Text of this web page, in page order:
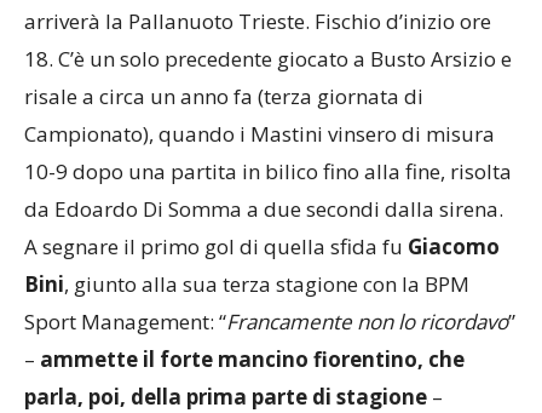
arriverà la Pallanuoto Trieste. Fischio d’inizio ore
18. C’è un solo precedente giocato a Busto Arsizio e
risale a circa un anno fa (terza giornata di
Campionato), quando i Mastini vinsero di misura
10-9 dopo una partita in bilico fino alla fine, risolta
da Edoardo Di Somma a due secondi dalla sirena.
A segnare il primo gol di quella sfida fu Giacomo
Bini, giunto alla sua terza stagione con la BPM
Sport Management: “Francamente non lo ricordavo”
– ammette il forte mancino fiorentino, che
parla, poi, della prima parte di stagione –